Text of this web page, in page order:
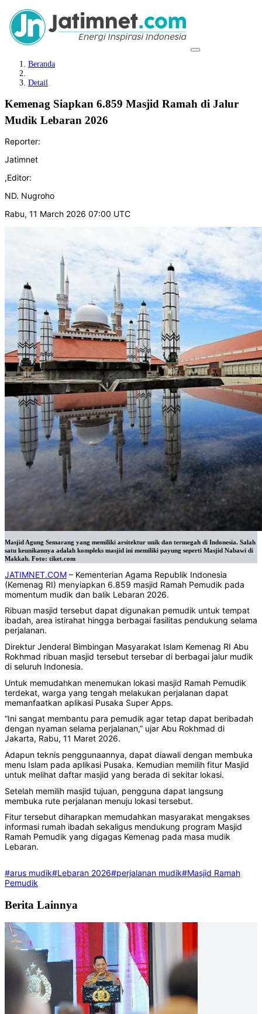
Beranda
Detail
Kemenag Siapkan 6.859 Masjid Ramah di Jalur
Mudik Lebaran 2026
Reporter:
Jatimnet
,Editor:
ND. Nugroho
Rabu, 11 March 2026 07:00 UTC
Masjid Agung Semarang yang memiliki arsitektur unik dan termegah di Indonesia. Salah
satu keunikannya adalah kompleks masjid ini memiliki payung seperti Masjid Nabawi di
Makkah. Foto: tiket.com
JATIMNET.COM – Kementerian Agama Republik Indonesia
(Kemenag RI) menyiapkan 6.859 masjid Ramah Pemudik pada
momentum mudik dan balik Lebaran 2026.
Ribuan masjid tersebut dapat digunakan pemudik untuk tempat
ibadah, area istirahat hingga berbagai fasilitas pendukung selama
perjalanan.
Direktur Jenderal Bimbingan Masyarakat Islam Kemenag RI Abu
Rokhmad ribuan masjid tersebut tersebar di berbagai jalur mudik
di seluruh Indonesia.
Untuk memudahkan menemukan lokasi masjid Ramah Pemudik
terdekat, warga yang tengah melakukan perjalanan dapat
memanfaatkan aplikasi Pusaka Super Apps.
“Ini sangat membantu para pemudik agar tetap dapat beribadah
dengan nyaman selama perjalanan,” ujar Abu Rokhmad di
Jakarta, Rabu, 11 Maret 2026.
Adapun teknis penggunaannya, dapat diawali dengan membuka
menu Islam pada aplikasi Pusaka. Kemudian memilih fitur Masjid
untuk melihat daftar masjid yang berada di sekitar lokasi.
Setelah memilih masjid tujuan, pengguna dapat langsung
membuka rute perjalanan menuju lokasi tersebut.
Fitur tersebut diharapkan memudahkan masyarakat mengakses
informasi rumah ibadah sekaligus mendukung program Masjid
Ramah Pemudik yang digagas Kemenag pada masa mudik
Lebaran.
#arus mudik#Lebaran 2026#perjalanan mudik#Masjid Ramah
Pemudik
Berita Lainnya